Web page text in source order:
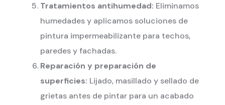
Tratamientos antihumedad: Eliminamos
humedades y aplicamos soluciones de
pintura impermeabilizante para techos,
paredes y fachadas.
Reparación y preparación de
superficies: Lijado, masillado y sellado de
grietas antes de pintar para un acabado